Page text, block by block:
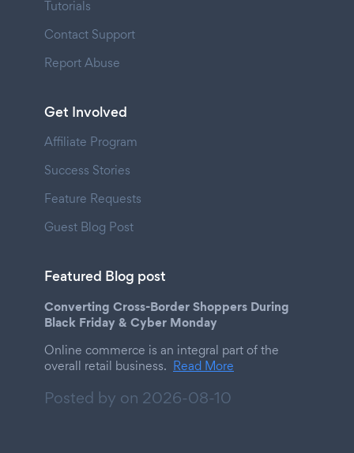
Tutorials
Contact Support
Report Abuse
Get Involved
Affiliate Program
Success Stories
Feature Requests
Guest Blog Post
Featured Blog post
Converting Cross-Border Shoppers During
Black Friday & Cyber Monday
Online commerce is an integral part of the
overall retail business. Read More
Posted by on 2026-08-10